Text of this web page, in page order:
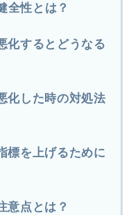
全性とは？
化するとどうなる
化した時の対処法
標を上げるために
意点とは？